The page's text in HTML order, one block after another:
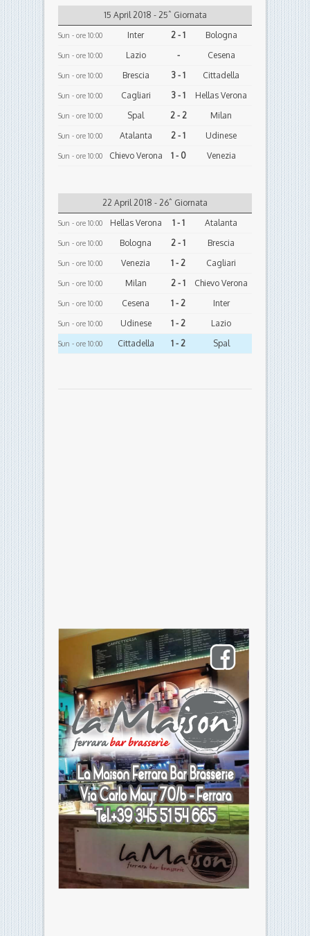
15 April 2018 - 25ˆ Giornata
Sun - ore 10:00 Inter 2 - 1 Bologna
Sun - ore 10:00 Lazio - Cesena
Sun - ore 10:00 Brescia 3 - 1 Cittadella
Sun - ore 10:00 Cagliari 3 - 1 Hellas Verona
Sun - ore 10:00 Spal 2 - 2 Milan
Sun - ore 10:00 Atalanta 2 - 1 Udinese
Sun - ore 10:00 Chievo Verona 1 - 0 Venezia
22 April 2018 - 26ˆ Giornata
Sun - ore 10:00 Hellas Verona 1 - 1 Atalanta
Sun - ore 10:00 Bologna 2 - 1 Brescia
Sun - ore 10:00 Venezia 1 - 2 Cagliari
Sun - ore 10:00 Milan 2 - 1 Chievo Verona
Sun - ore 10:00 Cesena 1 - 2 Inter
Sun - ore 10:00 Udinese 1 - 2 Lazio
Sun - ore 10:00 Cittadella 1 - 2 Spal